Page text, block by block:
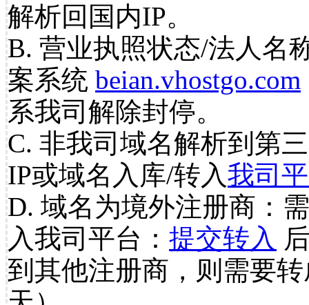
解析回国内IP。
B. 营业执照状态/法人名
案系统 beian.vhostgo.com
系我司解除封停。
C. 非我司域名解析到第
IP或域名入库/转入我司
D. 域名为境外注册商：
入我司平台： 提交转入
到其他注册商，则需要